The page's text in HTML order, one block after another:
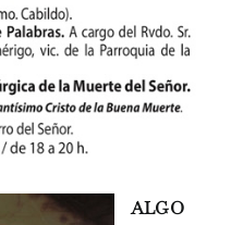
ALGO